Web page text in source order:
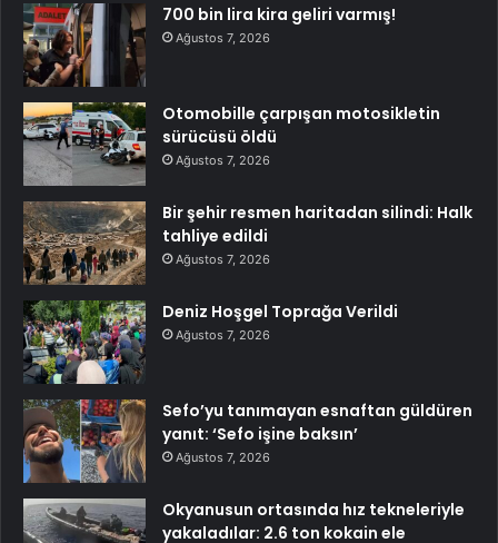
700 bin lira kira geliri varmış!
Ağustos 7, 2026
Otomobille çarpışan motosikletin
sürücüsü öldü
Ağustos 7, 2026
Bir şehir resmen haritadan silindi: Halk
tahliye edildi
Ağustos 7, 2026
Deniz Hoşgel Toprağa Verildi
Ağustos 7, 2026
Sefo’yu tanımayan esnaftan güldüren
yanıt: ‘Sefo işine baksın’
Ağustos 7, 2026
Okyanusun ortasında hız tekneleriyle
yakaladılar: 2.6 ton kokain ele